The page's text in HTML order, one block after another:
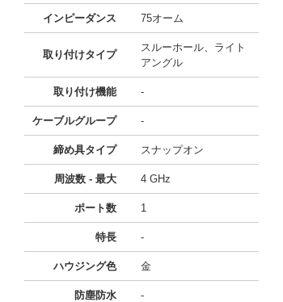
インピーダンス 75オーム
取り付けタイプ
スルーホール、ライト
アングル
取り付け機能 -
ケーブルグループ -
締め具タイプ スナップオン
周波数 - 最大 4 GHz
ポート数 1
特長 -
ハウジング色 金
防塵防水 -